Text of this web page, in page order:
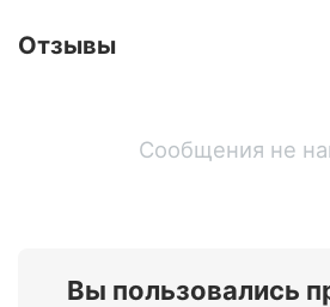
Отзывы
Сообщения не
Вы пользовались